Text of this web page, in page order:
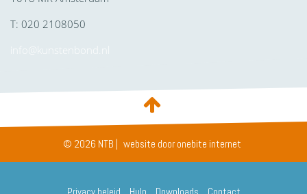
T: 020 2108050
info@kunstenbond.nl
© 2026 NTB | website door onebite internet